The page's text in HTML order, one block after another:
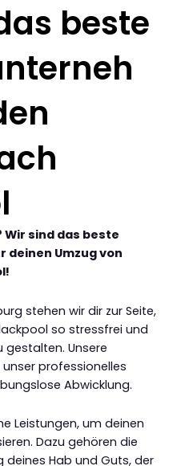
beste
sind das beste
deinen Umzug von
stehen wir dir zur Seite,
so stressfrei und
Unsere
professionelles
Abwicklung.
Leistungen, um deinen
Dazu gehören die
Hab und Guts, der